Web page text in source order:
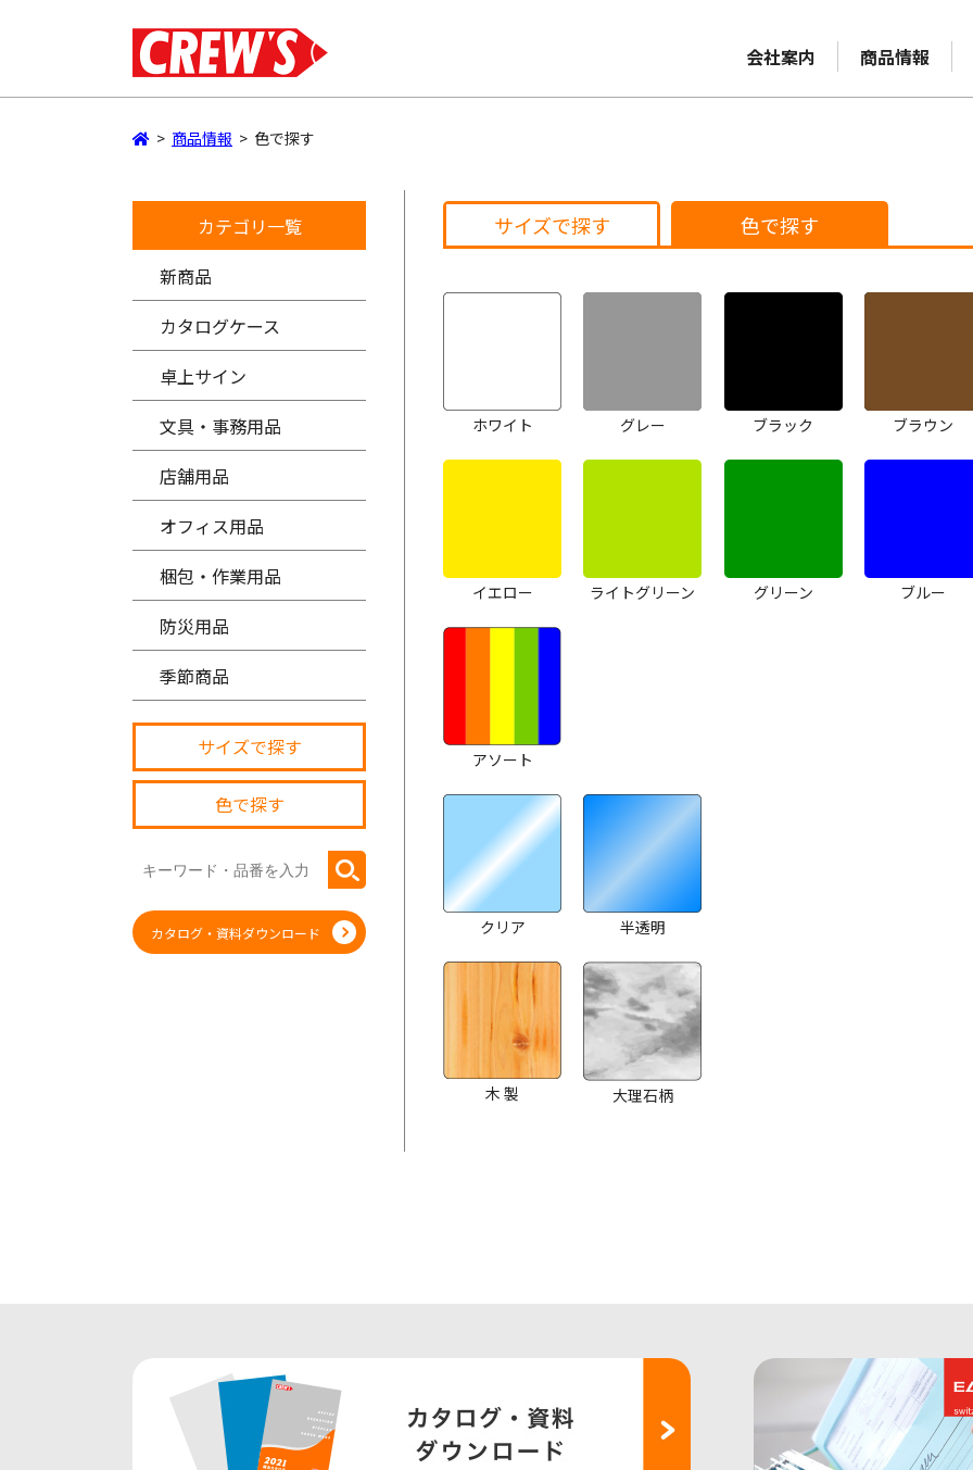
会社案内 商品情報
> 商品情報 > 色で探す
カテゴリ一覧
新商品
カタログケース
卓上サイン
文具・事務用品
店舗用品
オフィス用品
梱包・作業用品
防災用品
季節商品
サイズで探す
色で探す
カタログ・資料ダウンロード
サイズで探す 色で探す
ホワイト グレー ブラック ブラウン
イエロー ライトグリーン グリーン ブルー
アソート
クリア 半透明
木 製 大理石柄